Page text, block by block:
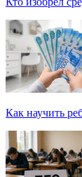
Как научить